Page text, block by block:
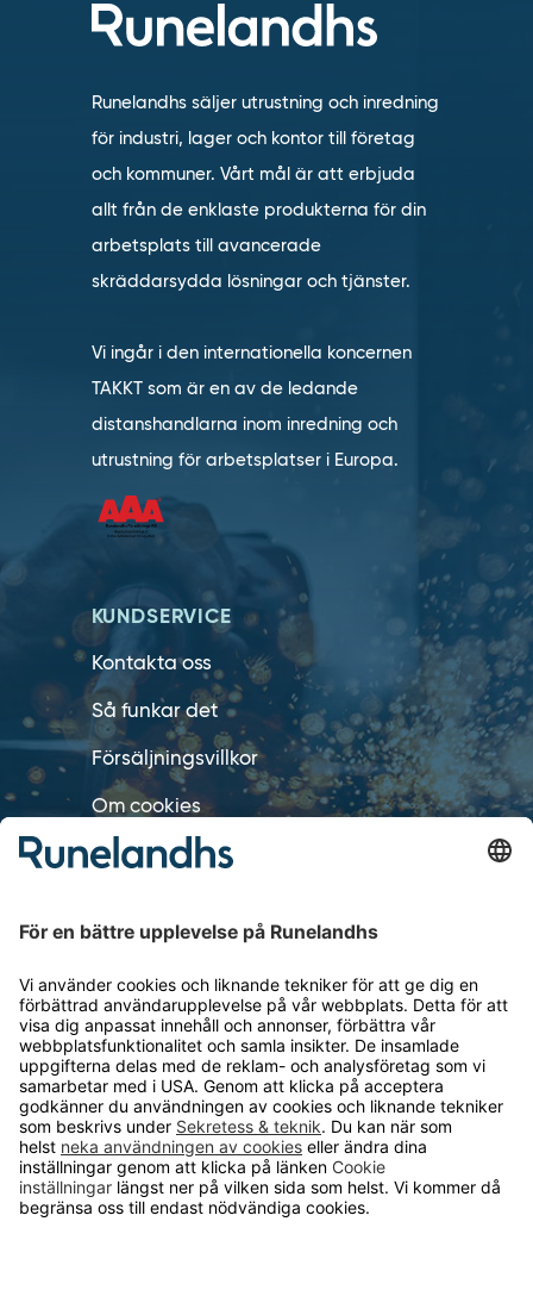
Runelandhs säljer utrustning och inredning
för industri, lager och kontor till företag
och kommuner. Vårt mål är att erbjuda
allt från de enklaste produkterna för din
arbetsplats till avancerade
skräddarsydda lösningar och tjänster.
Vi ingår i den internationella koncernen
TAKKT som är en av de ledande
distanshandlarna inom inredning och
utrustning för arbetsplatser i Europa.
KUNDSERVICE
Kontakta oss
Så funkar det
Försäljningsvillkor
Om cookies
Personuppgiftshantering
OM RUNELANDHS
Om Runelandhs
Köpvillkor
Därför ska du välja oss
Lediga jobb
Kvalitets- och miljöpolicy